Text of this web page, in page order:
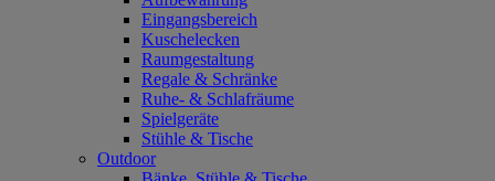
Eingangsbereich
Kuschelecken
Raumgestaltung
Regale & Schränke
Ruhe- & Schlafräume
Spielgeräte
Stühle & Tische
Outdoor